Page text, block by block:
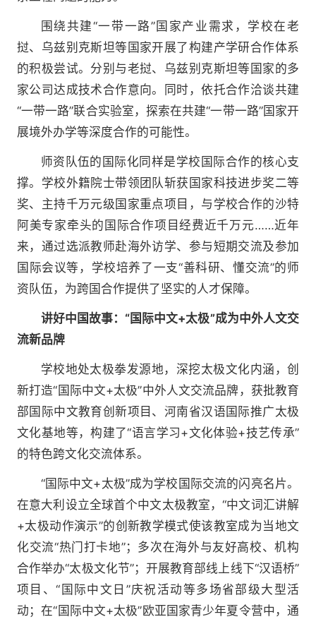
围绕共建“一带一路”国家产业需求，学校在老
挝、乌兹别克斯坦等国家开展了构建产学研合作体系
的积极尝试。分别与老挝、乌兹别克斯坦等国家的多
家公司达成技术合作意向。同时，依托合作洽谈共建
“一带一路”联合实验室，探索在共建“一带一路”国家开
展境外办学等深度合作的可能性。
师资队伍的国际化同样是学校国际合作的核心支
撑。学校外籍院士带领团队斩获国家科技进步奖二等
奖、主持千万元级国家重点项目，与学校合作的沙特
阿美专家牵头的国际合作项目经费近千万元……近年
来，通过选派教师赴海外访学、参与短期交流及参加
国际会议等，学校培养了一支“善科研、懂交流”的师
资队伍，为跨国合作提供了坚实的人才保障。
讲好中国故事：“国际中文+太极”成为中外人文交
流新品牌
学校地处太极拳发源地，深挖太极文化内涵，创
新打造“国际中文+太极”中外人文交流品牌，获批教育
部国际中文教育创新项目、河南省汉语国际推广太极
文化基地等，构建了“语言学习+文化体验+技艺传承”
的特色跨文化交流体系。
“国际中文+太极”成为学校国际交流的闪亮名片。
在意大利设立全球首个中文太极教室，“中文词汇讲解
+太极动作演示”的创新教学模式使该教室成为当地文
化交流“热门打卡地”；多次在海外与友好高校、机构
合作举办“太极文化节”；开展教育部线上线下“汉语桥”
项目、“国际中文日”庆祝活动等多场省部级大型活
动；在“国际中文+太极”欧亚国家青少年夏令营中，通